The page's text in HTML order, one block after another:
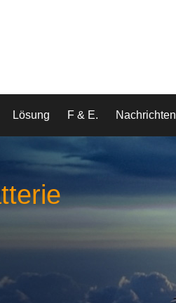
Lösung F & E. Nachrichten